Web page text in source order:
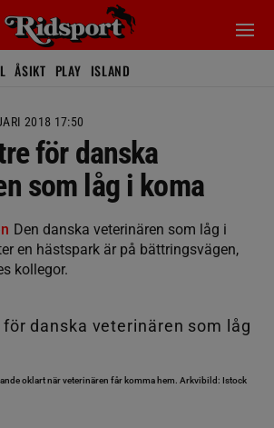
ÅSIKT PLAY ISLAND
2018 17:50
för danska
som låg i koma
Den danska veterinären som låg i
en hästspark är på bättringsvägen,
kollegor.
oklart när veterinären får komma hem. Arkvibild: Istock